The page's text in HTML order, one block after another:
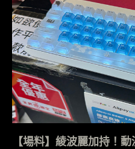
【場料】綾波麗加持！